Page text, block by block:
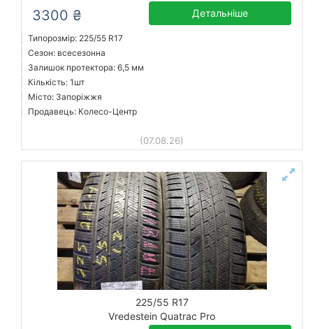
3300 ₴ Детальніше
Типорозмір: 225/55 R17
Сезон: всесезонна
Залишок протектора: 6,5 мм
Кількість: 1шт
Місто: Запоріжжя
Продавець: Колесо-Центр
(07.08.26)
225/55 R17
Vredestein Quatrac Pro